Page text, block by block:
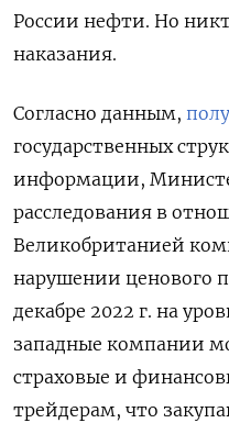
России нефти. Но
наказания.
Согласно данным,
государственных
информации,
расследования в
Великобританией
нарушении ценового
декабре 2022 г. на
западные компании
страховые и
трейдерам, что